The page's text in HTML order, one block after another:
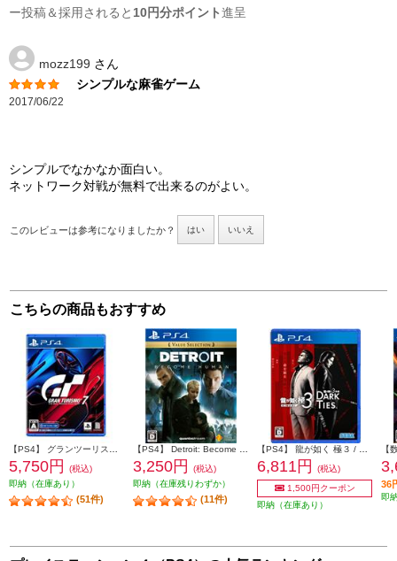
ー投稿＆採用されると 10円分ポイント進呈
mozz199 さん
シンプルな麻雀ゲーム
2017/06/22
シンプルでなかなか面白い。
ネットワーク対戦が無料で出来るのがよい。
このレビューは参考になりましたか？ はい いいえ
こちらの商品もおすすめ
5,750円
(税込)
即納（在庫あり）
(51件)
3,250円
(税込)
即納（在庫残りわずか）
(11件)
6,811円
(税込)
1,500円クーポン
即納（在庫あり）
36
即